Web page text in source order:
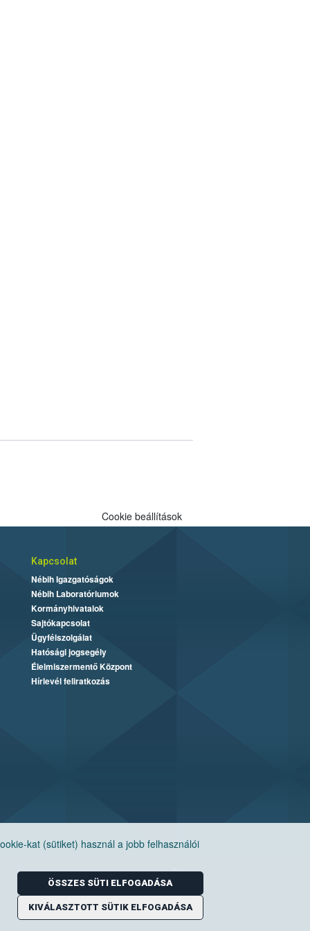
kat (sütiket) használ a jobb felhasználói
ÖSSZES SÜTI ELFOGADÁSA
KIVÁLASZTOTT SÜTIK ELFOGADÁSA
Cookie beállítások
Kapcsolat
Nébih Igazgatóságok
Nébih Laboratóriumok
Kormányhivatalok
Sajtókapcsolat
Ügyfélszolgálat
Hatósági jogsegély
Élelmiszermentő Központ
Hírlevél feliratkozás